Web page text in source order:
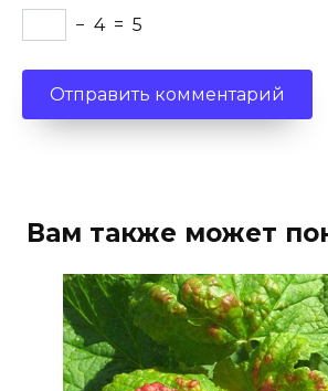
− 4 = 5
Вам также может